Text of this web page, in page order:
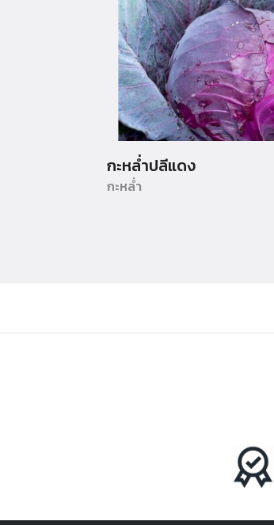
กะหล่ำปลีแดง
กะหล่ำ